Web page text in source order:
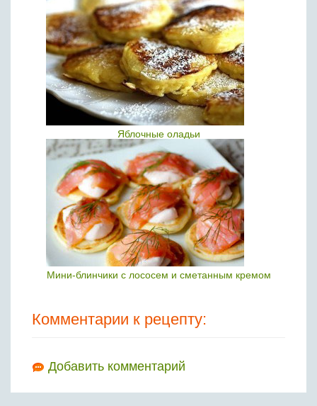
Яблочные оладьи
Мини-блинчики с лососем и сметанным кремом
Комментарии к рецепту:
Добавить комментарий